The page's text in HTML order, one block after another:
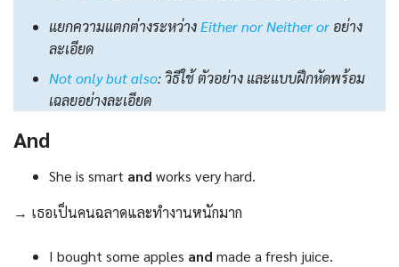
แยกความแตกต่างระหว่างEither nor Neither or อย่าง
ละเอียด
Not only but also: วิธีใช้ ตัวอย่าง และแบบฝึกหัดพร้อม
เฉลยอย่างละเอียด
And
She is smart and works very hard.
→ เธอเป็นคนฉลาดและทำงานหนักมาก
I bought some apples and made a fresh juice.